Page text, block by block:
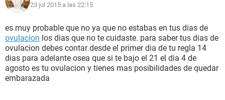
23 jul 2015 a las 22:15
es muy probable que no ya que no estabas en tus dias de
ovulacion los dias que no te cuidaste. para saber tus dias de
ovulacion debes contar desde el primer dia de tu regla 14
dias para adelante osea que si te bajo el 21 el dia 4 de
agosto es tu ovulacion y tienes mas posibilidades de quedar
embarazada